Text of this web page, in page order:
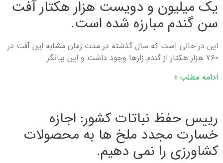
یک میلیون و دویست هزار هکتار آفت
سن گندم مبارزه شده است.
این در حالی است که سال گذشته در مدت زمان مشابه این آفت در
۷۶۰ هزار هکتار از گندم زار‌ها وجود داشت و این بیانگر
ادامه مطلب »
رییس حفظ نباتات کشور: اجازه
خسارت مجدد ملخ ها به محصولات
كشاورزی را نمی دهیم.